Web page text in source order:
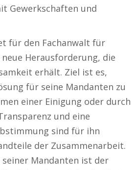
Gewerkschaften und
für den Fachanwalt für
Herausforderung, die
erhält. Ziel ist es,
für seine Mandanten zu
einer Einigung oder durch
und eine
sind für ihn
der Zusammenarbeit.
Mandanten ist der